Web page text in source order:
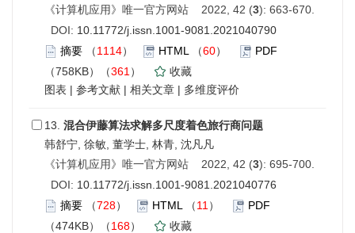
《计算机应用》唯一官方网站 2022, 42 (3): 663-670.
DOI: 10.11772/j.issn.1001-9081.2021040790
摘要 （1114） HTML （60）
PDF
（758KB）（361 ）
收藏
图表 | 参考文献 | 相关文章 | 多维度评价
13. 混合伊藤算法求解多尺度着色旅行商问题
韩舒宁, 徐敏, 董学士, 林青, 沈凡凡
《计算机应用》唯一官方网站 2022, 42 (3): 695-700.
DOI: 10.11772/j.issn.1001-9081.2021040776
摘要 （728） HTML （11 ）
PDF
（474KB）（168）
收藏